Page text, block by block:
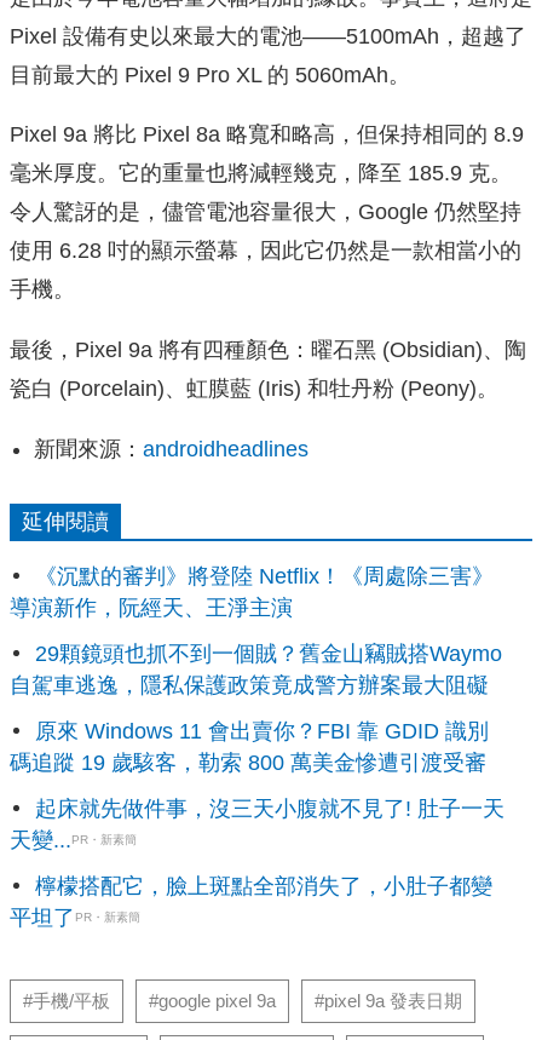
Pixel 設備有史以來最大的電池——5100mAh，超越了
目前最大的 Pixel 9 Pro XL 的 5060mAh。
Pixel 9a 將比 Pixel 8a 略寬和略高，但保持相同的 8.9
毫米厚度。它的重量也將減輕幾克，降至 185.9 克。
令人驚訝的是，儘管電池容量很大，Google 仍然堅持
使用 6.28 吋的顯示螢幕，因此它仍然是一款相當小的
手機。
最後，Pixel 9a 將有四種顏色：曜石黑 (Obsidian)、陶
瓷白 (Porcelain)、虹膜藍 (Iris) 和牡丹粉 (Peony)。
新聞來源： androidheadlines
延伸閱讀
《沉默的審判》將登陸 Netflix！《周處除三害》
導演新作，阮經天、王淨主演
29顆鏡頭也抓不到一個賊？舊金山竊賊搭Waymo
自駕車逃逸，隱私保護政策竟成警方辦案最大阻礙
原來 Windows 11 會出賣你？FBI 靠 GDID 識別
碼追蹤 19 歲駭客，勒索 800 萬美金慘遭引渡受審
起床就先做件事，沒三天小腹就不見了! 肚子一天
天變...PR・新素簡
檸檬搭配它，臉上斑點全部消失了，小肚子都變
平坦了 PR・新素簡
#手機/平板 #google pixel 9a #pixel 9a 發表日期